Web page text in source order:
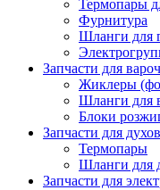
Термопары
Фурнитура
Шланги для
Запчасти для
Жиклеры
Шланги для
Блоки
Запчасти для
Термопары
Шланги для
Запчасти для